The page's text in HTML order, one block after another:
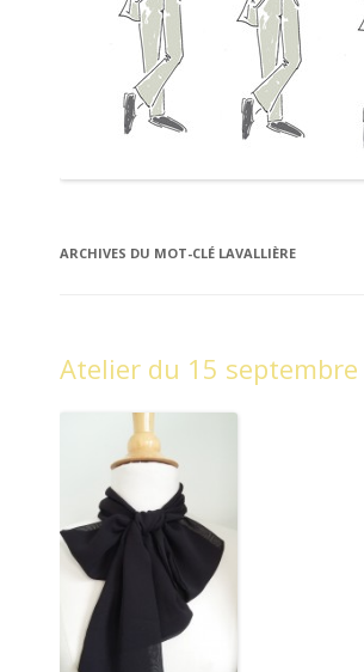
ARCHIVES DU MOT-CLÉ LAVALLIÈRE
Atelier du 15 septembre